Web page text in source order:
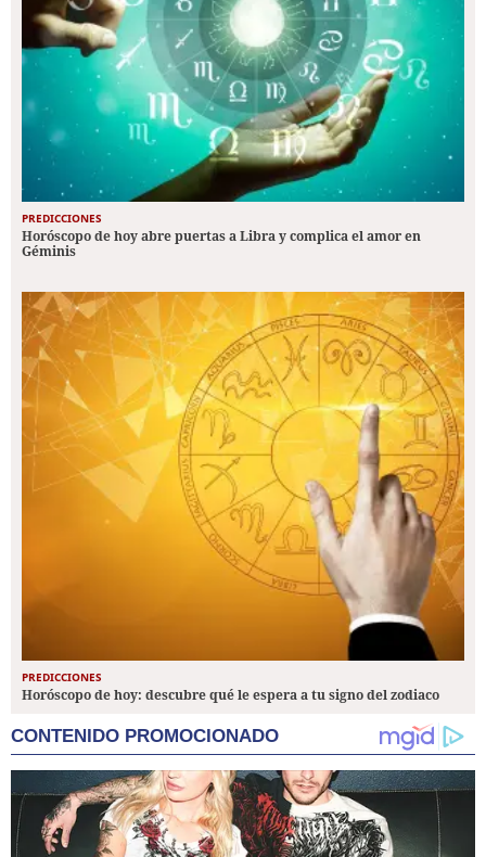
PREDICCIONES
Horóscopo de hoy abre puertas a Libra y complica el amor en
Géminis
PREDICCIONES
Horóscopo de hoy: descubre qué le espera a tu signo del zodiaco
CONTENIDO PROMOCIONADO